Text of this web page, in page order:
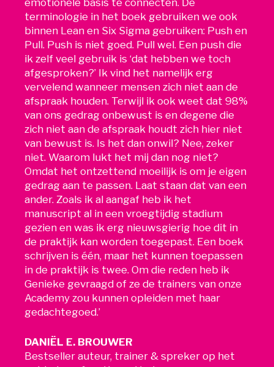
emotionele basis te connecten. De
terminologie in het boek gebruiken we ook
binnen Lean en Six Sigma gebruiken: Push en
Pull. Push is niet goed. Pull wel. Een push die
ik zelf veel gebruik is ‘dat hebben we toch
afgesproken?’ Ik vind het namelijk erg
vervelend wanneer mensen zich niet aan de
afspraak houden. Terwijl ik ook weet dat 98%
van ons gedrag onbewust is en degene die
zich niet aan de afspraak houdt zich hier niet
van bewust is. Is het dan onwil? Nee, zeker
niet. Waarom lukt het mij dan nog niet?
Omdat het ontzettend moeilijk is om je eigen
gedrag aan te passen. Laat staan dat van een
ander. Zoals ik al aangaf heb ik het
manuscript al in een vroegtijdig stadium
gezien en was ik erg nieuwsgierig hoe dit in
de praktijk kan worden toegepast. Een boek
schrijven is één, maar het kunnen toepassen
in de praktijk is twee. Om die reden heb ik
Genieke gevraagd of ze de trainers van onze
Academy zou kunnen opleiden met haar
gedachtegoed.’
DANIËL E. BROUWER
Bestseller auteur, trainer & spreker op het